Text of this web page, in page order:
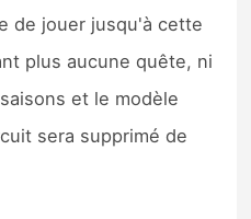
de jouer jusqu'à cette
plus aucune quête, ni
et le modèle
sera supprimé de